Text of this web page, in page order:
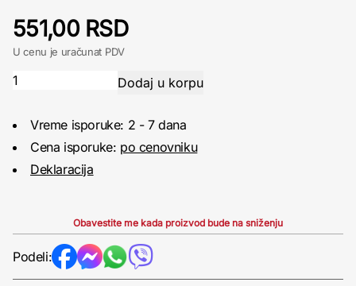
551,00 RSD
U cenu je uračunat PDV
Vreme isporuke: 2 - 7 dana
Cena isporuke: po cenovniku
Deklaracija
Obavestite me kada proizvod bude na sniženju
Podeli: